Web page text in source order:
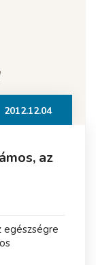
2012.12.04
az
egészségre